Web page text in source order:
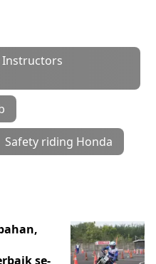
Instructors
Safety riding Honda
se-